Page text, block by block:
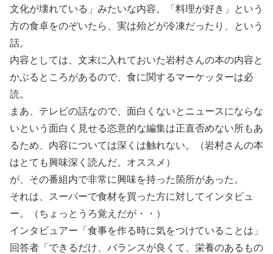
文化が壊れている」みたいな内容。「料理が好き」という
方の食卓をのぞいたら、実は殆どが冷凍だったり、という
話。
内容としては、文末に入れておいた岩村さんの本の内容と
かぶるところがあるので、食に関するマーケッターは必
読。
まあ、テレビの話なので、面白くないとニュースにならな
いという面白く見せる恣意的な編集は正直否めない所もあ
るため、内容については深くは触れない。（岩村さんの本
はとても興味深く読んだ。オススメ）
が、その番組内で非常に興味を持った箇所があった。
それは、スーパーで食材を買った方に対してインタビュ
ー。（ちょっとうろ覚えだが・・）
インタビュアー「食事を作る時に気をつけていることは」
回答者「できるだけ、バランスが良くて、栄養のあるもの